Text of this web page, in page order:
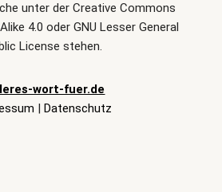
unter der Creative Commons
4.0 oder GNU Lesser General
License stehen.
wort-fuer.de
| Datenschutz